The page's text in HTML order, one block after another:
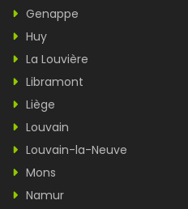
Genappe
Huy
La Louvière
Libramont
Liège
Louvain
Louvain-la-Neuve
Mons
Namur